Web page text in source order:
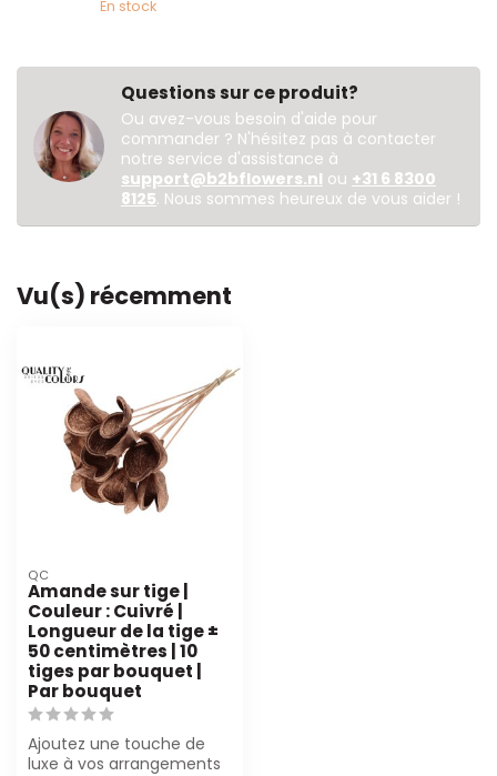
En stock
Questions sur ce produit?
Ou avez-vous besoin d'aide pour
commander ? N'hésitez pas à contacter
notre service d'assistance à
support@b2bflowers.nl ou +31 6 8300
8125. Nous sommes heureux de vous aider !
Vu(s) récemment
QC
Amande sur tige |
Couleur : Cuivré |
Longueur de la tige ±
50 centimètres | 10
tiges par bouquet |
Par bouquet
Ajoutez une touche de
luxe à vos arrangements